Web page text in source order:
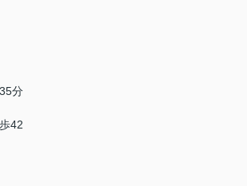
分
42